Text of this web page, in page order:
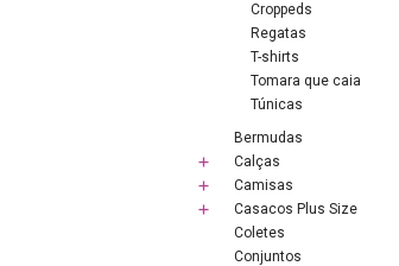
Croppeds
Regatas
T-shirts
Tomara que caia
Túnicas
Bermudas
Calças
Camisas
Casacos Plus Size
Coletes
Conjuntos